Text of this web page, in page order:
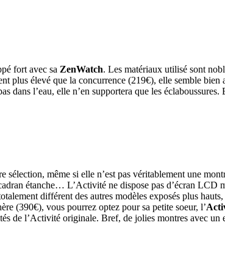
fort avec sa ZenWatch. Les matériaux utilisé sont
plus élevé que la concurrence (219€), elle semble
dans l’eau, elle n’en supportera que les
sélection, même si elle n’est pas véritablement une
étanche… L’Activité ne dispose pas d’écran LCD
différent des autres modèles exposés plus
(390€), vous pourrez optez pour sa petite soeur, l’
de l’Activité originale. Bref, de jolies montres avec